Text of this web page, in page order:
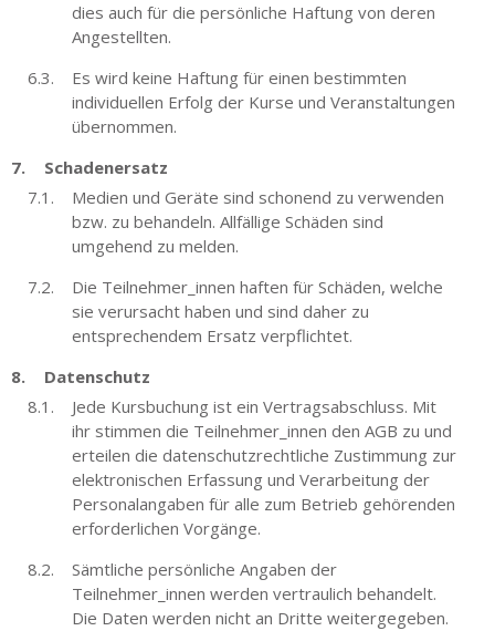
dies auch für die persönliche Haftung von deren
Angestellten.
Es wird keine Haftung für einen bestimmten
individuellen Erfolg der Kurse und Veranstaltungen
übernommen.
Schadenersatz
Medien und Geräte sind schonend zu verwenden
bzw. zu behandeln. Allfällige Schäden sind
umgehend zu melden.
Die Teilnehmer_innen haften für Schäden, welche
sie verursacht haben und sind daher zu
entsprechendem Ersatz verpflichtet.
Datenschutz
Jede Kursbuchung ist ein Vertragsabschluss. Mit
ihr stimmen die Teilnehmer_innen den AGB zu und
erteilen die datenschutzrechtliche Zustimmung zur
elektronischen Erfassung und Verarbeitung der
Personalangaben für alle zum Betrieb gehörenden
erforderlichen Vorgänge.
Sämtliche persönliche Angaben der
Teilnehmer_innen werden vertraulich behandelt.
Die Daten werden nicht an Dritte weitergegeben.